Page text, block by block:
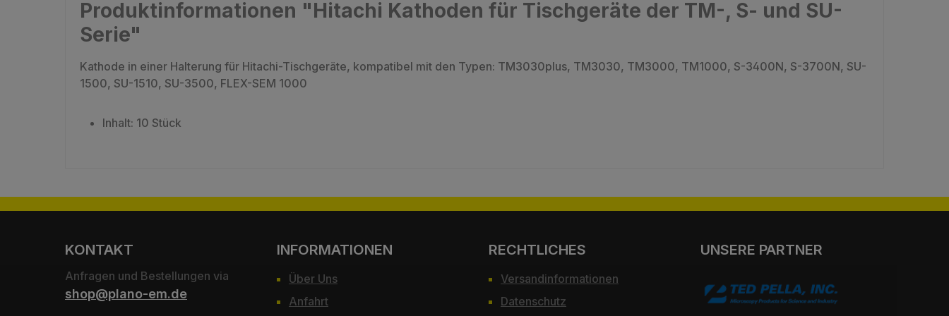
Produktinformationen "Hitachi Kathoden für Tischgeräte der TM-, S- und SU-
Serie"
Kathode in einer Halterung für Hitachi-Tischgeräte, kompatibel mit den Typen: TM3030plus, TM3030, TM3000, TM1000, S-3400N, S-3700N, SU-
1500, SU-1510, SU-3500, FLEX-SEM 1000
Inhalt: 10 Stück
KONTAKT
Anfragen und Bestellungen via
shop@plano-em.de
INFORMATIONEN
Über Uns
Anfahrt
RECHTLICHES
Versandinformationen
Datenschutz
UNSERE PARTNER